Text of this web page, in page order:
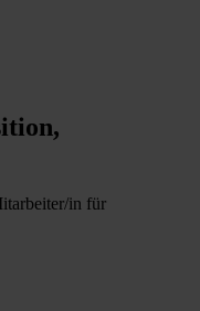
in für